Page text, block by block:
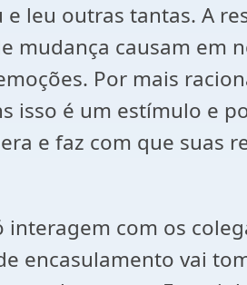
leu outras tantas. A
mudança causam em
Por mais
isso é um estímulo e
e faz com que suas
com os
encasulamento vai